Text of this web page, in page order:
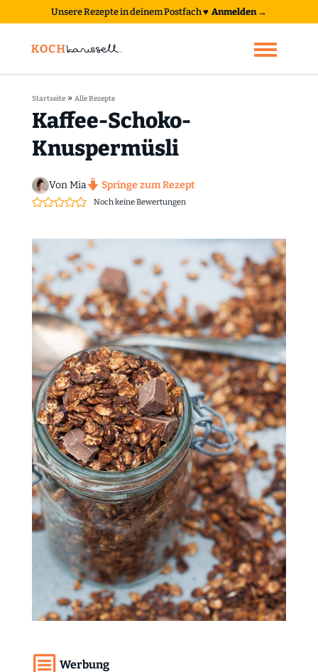
Unsere Rezepte in deinem Postfach♥ Anmelden →
Startseite» Alle Rezepte
Kaffee-Schoko-
Knuspermüsli
Von Mia Springe zum Rezept
Noch keine Bewertungen
Werbung